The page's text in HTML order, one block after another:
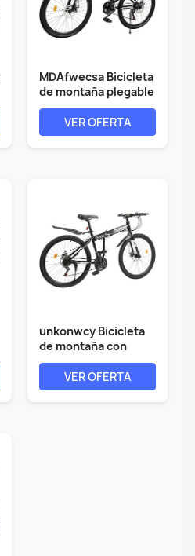
MDAfwecsa Bicicleta
de montaña plegable
de 21...
VER OFERTA
unkonwcy Bicicleta
de montaña con
freno de...
VER OFERTA